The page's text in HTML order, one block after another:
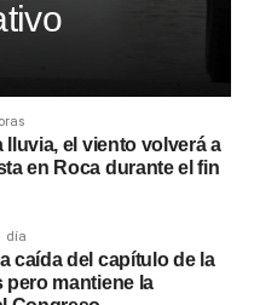
lluvia, el viento volverá a
en Roca durante el fin
día
caída del capítulo de la
pero mantiene la